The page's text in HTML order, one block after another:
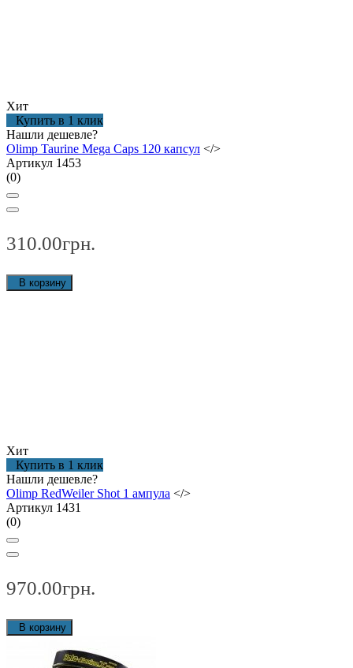
Хит
Купить в 1 клик
Нашли дешевле?
Olimp Taurine Mega Caps 120 капсул </>
Артикул 1453
(0)
310.00грн.
В корзину
Хит
Купить в 1 клик
Нашли дешевле?
Olimp RedWeiler Shot 1 ампула </>
Артикул 1431
(0)
970.00грн.
В корзину